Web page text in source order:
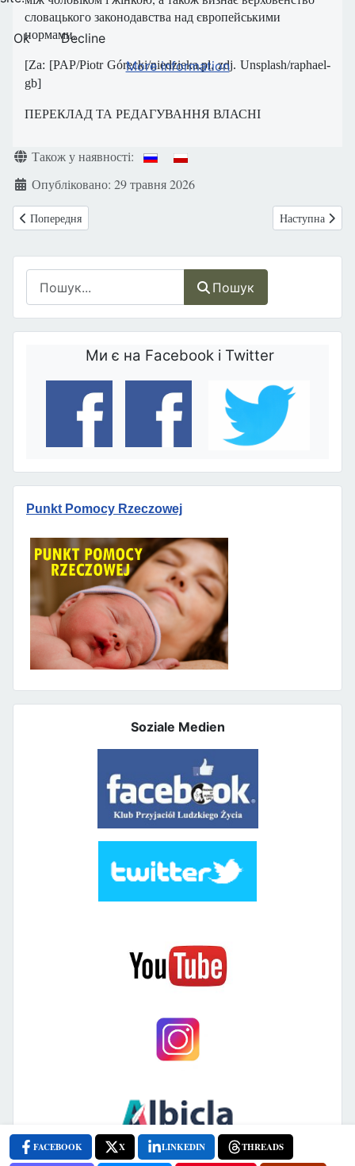
Пошук
Ми є на Facebook і Twitter
Punkt Pomocy Rzeczowej
Soziale Medien
словацького законодавства над європейськими
нормами.
[Za: [PAP/Piotr Górecki/niedzieka.pl, zdj. Unsplash/raphael-
gb]
ПЕРЕКЛАД ТА РЕДАГУВАННЯ ВЛАСНІ
FACEBOOK X LINKEDIN THREADS
ДеталіТакож у наявності:
Опубліковано: 29 травня 2026
Попередня стаття: Марші за Життя та Родину в Польщі
Попередня Наступна
Наступна
Ok
Decline
More information